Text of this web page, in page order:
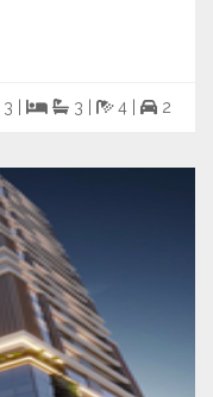
3 | 3 | 4 | 2